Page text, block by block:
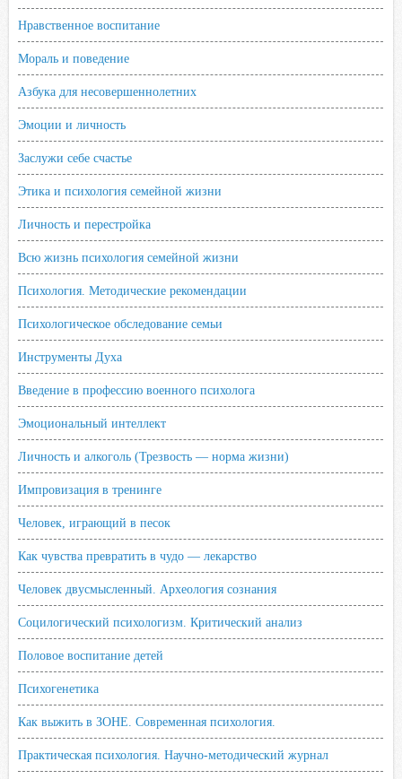
Нравственное воспитание
Мораль и поведение
Азбука для несовершеннолетних
Эмоции и личность
Заслужи себе счастье
Этика и психология семейной жизни
Личность и перестройка
Всю жизнь психология семейной жизни
Психология. Методические рекомендации
Психологическое обследование семьи
Инструменты Духа
Введение в профессию военного психолога
Эмоциональный интеллект
Личность и алкоголь (Трезвость — норма жизни)
Импровизация в тренинге
Человек, играющий в песок
Как чувства превратить в чудо — лекарство
Человек двусмысленный. Археология сознания
Социлогический психологизм. Критический анализ
Половое воспитание детей
Психогенетика
Как выжить в ЗОНЕ. Современная психология.
Практическая психология. Научно-методический журнал